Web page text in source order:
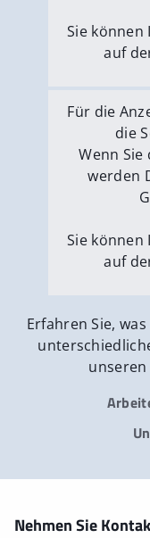
Sie
auf
Für die
die
Wenn
werden
Sie
auf
Erfahren Sie,
Nehmen Sie